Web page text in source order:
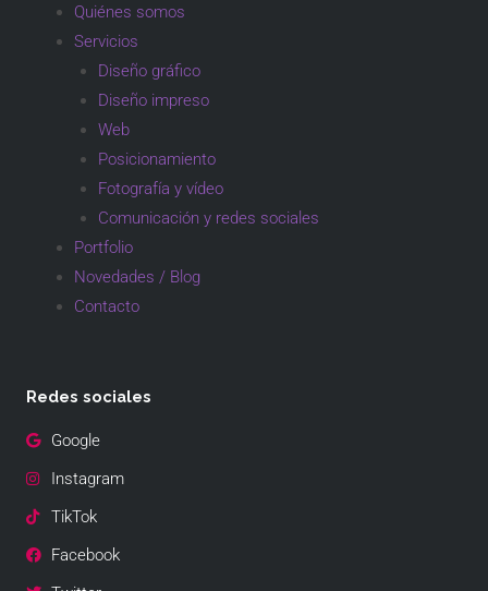
Quiénes somos
Servicios
Diseño gráfico
Diseño impreso
Web
Posicionamiento
Fotografía y vídeo
Comunicación y redes sociales
Portfolio
Novedades / Blog
Contacto
Redes sociales
Google
Instagram
TikTok
Facebook